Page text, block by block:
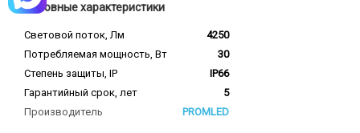
Основные характеристики
Световой поток, Лм
4250
Потребляемая мощность, Вт
30
Степень защиты, IP
IP66
Гарантийный срок, лет
5
Производитель
PROMLED